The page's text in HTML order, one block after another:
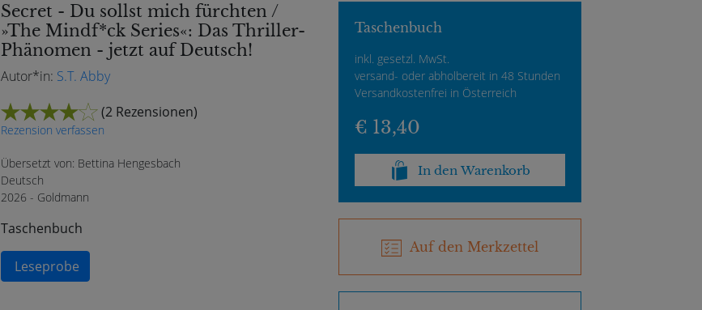
Secret - Du sollst mich fürchten /
»The Mindf*ck Series«: Das Thriller-
Phänomen - jetzt auf Deutsch!
Autor*in: S.T. Abby
(2 Rezensionen)
Rezension verfassen
Übersetzt von: Bettina Hengesbach
Deutsch
2026 - Goldmann
Taschenbuch
Leseprobe
Taschenbuch
inkl. gesetzl. MwSt.
versand- oder abholbereit in 48 Stunden
Versandkostenfrei in Österreich
€ 13,40
In den Warenkorb
Auf den Merkzettel